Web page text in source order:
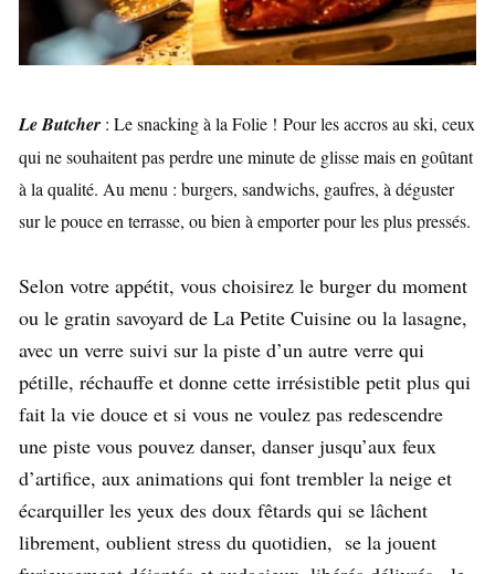
Le Butcher : Le snacking à la Folie ! Pour les accros au ski, ceux
qui ne souhaitent pas perdre une minute de glisse mais en goûtant
à la qualité. Au menu : burgers, sandwichs, gaufres, à déguster
sur le pouce en terrasse, ou bien à emporter pour les plus pressés.
Selon votre appétit, vous choisirez le burger du moment
ou le gratin savoyard de La Petite Cuisine ou la lasagne,
avec un verre suivi sur la piste d’un autre verre qui
pétille, réchauffe et donne cette irrésistible petit plus qui
fait la vie douce et si vous ne voulez pas redescendre
une piste vous pouvez danser, danser jusqu’aux feux
d’artifice, aux animations qui font trembler la neige et
écarquiller les yeux des doux fêtards qui se lâchent
librement, oublient stress du quotidien, se la jouent